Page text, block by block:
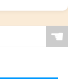
☚